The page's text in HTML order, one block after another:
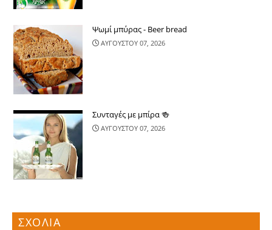
Ψωμί μπύρας - Beer bread
ΑΥΓΟΥΣΤΟΥ 07, 2026
Συνταγές με μπίρα 🍻
ΑΥΓΟΥΣΤΟΥ 07, 2026
ΣΧΟΛΙΑ